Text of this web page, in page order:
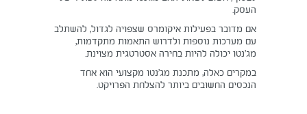
העסק.
אם מדובר בפעילות איקומרס שצפויה לגדול, להשתלב
עם מערכות נוספות ולדרוש התאמות מתקדמות,
מג’נטו יכולה להיות בחירה אסטרטגית מצוינת.
במקרים כאלה, מתכנת מג’נטו מקצועי הוא אחד
הנכסים החשובים ביותר להצלחת הפרויקט.